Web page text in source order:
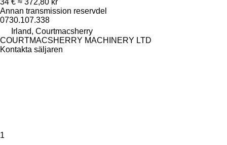
34 € ≈ 372,80 kr
Annan transmission reservdel
0730.107.338
Irland, Courtmacsherry
COURTMACSHERRY MACHINERY LTD
Kontakta säljaren
1